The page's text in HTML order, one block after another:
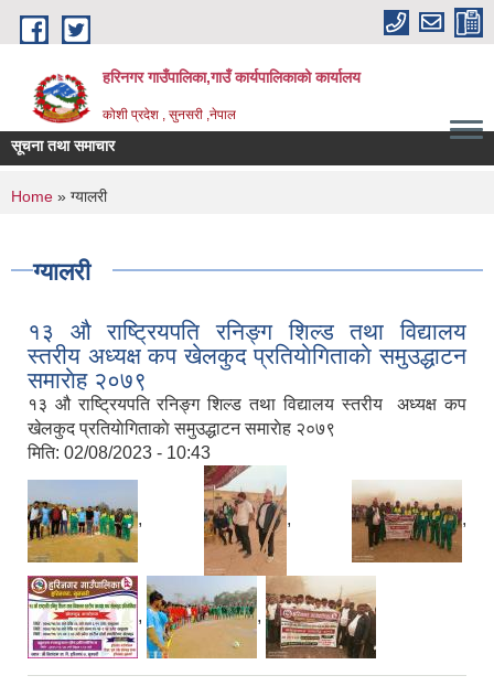
Skip to main content
हरिनगर गाउँपालिका,गाउँ कार्यपालिकाको कार्यालय
कोशी प्रदेश , सुनसरी ,नेपाल
सूचना तथा समाचार
सहकारी सम्बन्धी तालिममा |
You are here
Home » ग्यालरी
ग्यालरी
१३ औ राष्ट्रियपति रनिङ्ग शिल्ड तथा विद्यालय
स्तरीय अध्यक्ष कप खेलकुद प्रतियाेगिताकाे समुउद्धाटन
समाराेह २०७९
१३ औ राष्ट्रियपति रनिङ्ग शिल्ड तथा विद्यालय स्तरीय अध्यक्ष कप
खेलकुद प्रतियाेगिताकाे समुउद्धाटन समाराेह २०७९
मिति: 02/08/2023 - 10:43
, , ,
, ,